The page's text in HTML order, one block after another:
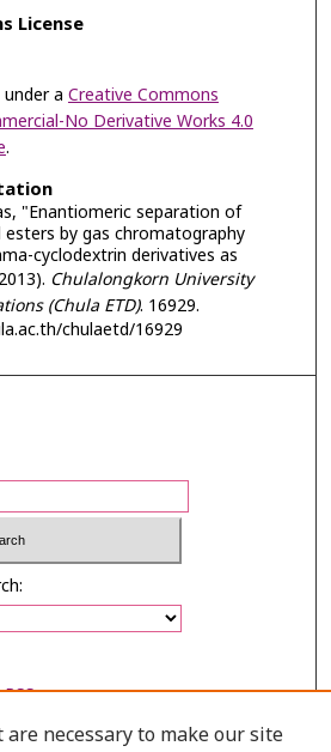
License
a Creative Commons
No Derivative Works 4.0
.
"Enantiomeric separation of
by gas chromatography
cyclodextrin derivatives as
Chulalongkorn University
(Chula ETD). 16929.
chulaetd/16929
RSS
are necessary to make our site